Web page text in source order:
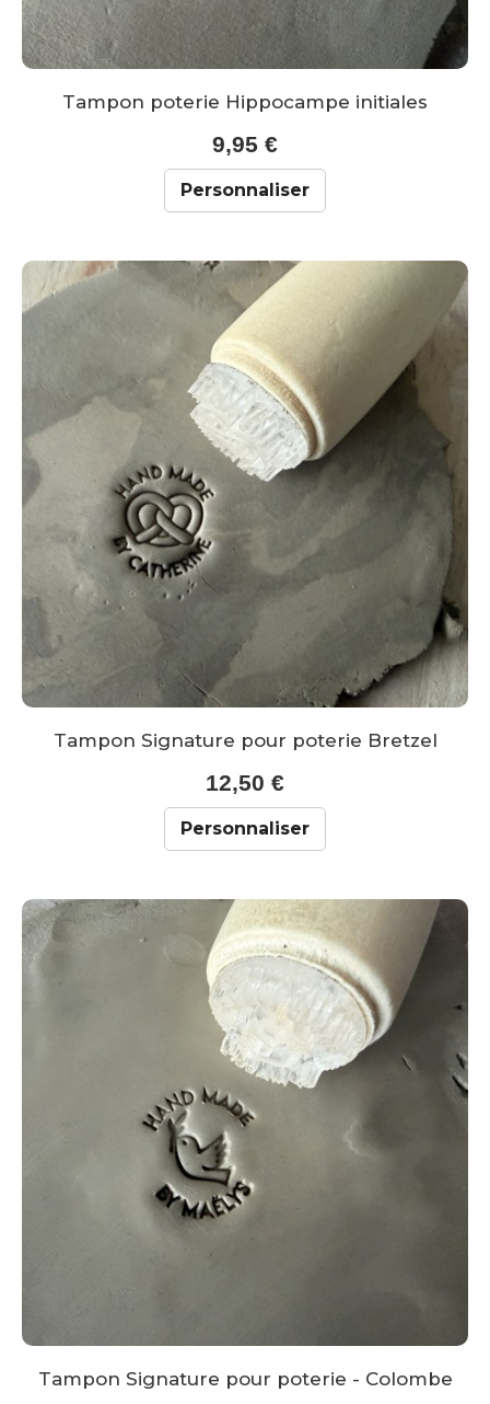
Tampon poterie Hippocampe initiales
9,95 €
Personnaliser
Tampon Signature pour poterie Bretzel
12,50 €
Personnaliser
Tampon Signature pour poterie - Colombe